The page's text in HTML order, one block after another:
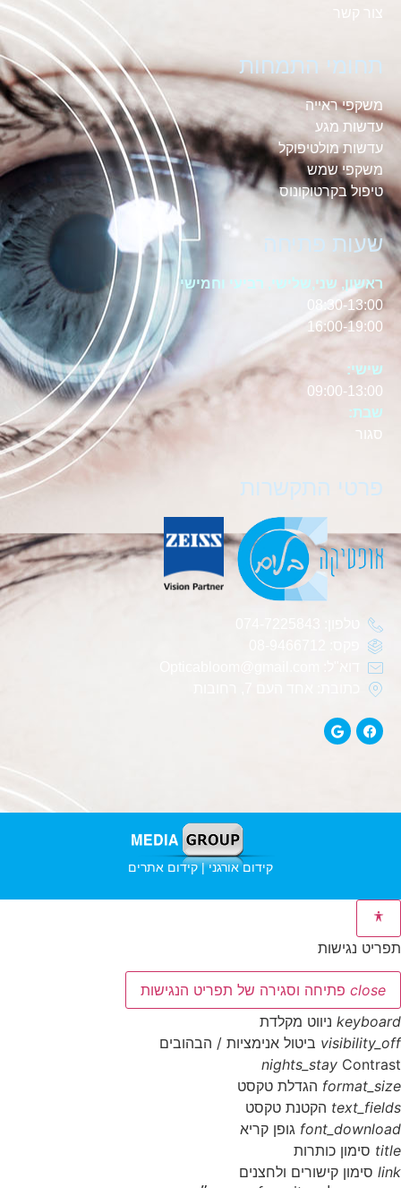
צור קשר
תחומי התמחות
משקפי ראייה
עדשות מגע
עדשות מולטיפוקל
משקפי שמש
טיפול בקרטוקונוס
שעות פתיחה
ראשון, שני,שלישי, רביעי וחמישי
08:30-13:00
16:00-19:00
שישי:
09:00-13:00
שבת:
סגור
פרטי התקשרות
קידום אורגני | קידום אתרים
תפריט נגישות
close פתיחה וסגירה של תפריט הנגישות
keyboard ניווט מקלדת
visibility_off ביטול אנימציות / הבהובים
nights_stay Contrast
format_size הגדלת טקסט
text_fields הקטנת טקסט
font_download גופן קריא
title סימון כותרות
link סימון קישורים ולחצנים